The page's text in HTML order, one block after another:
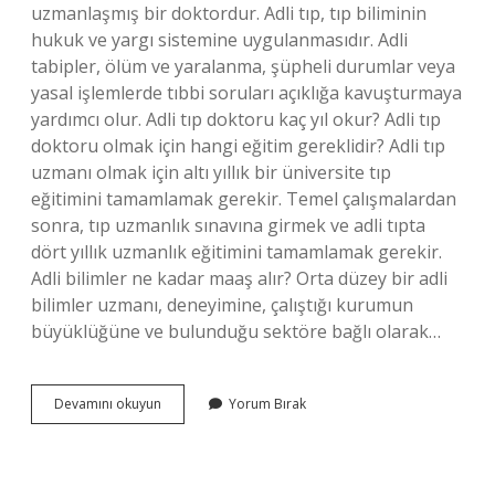
uzmanlaşmış bir doktordur. Adli tıp, tıp biliminin
hukuk ve yargı sistemine uygulanmasıdır. Adli
tabipler, ölüm ve yaralanma, şüpheli durumlar veya
yasal işlemlerde tıbbi soruları açıklığa kavuşturmaya
yardımcı olur. Adli tıp doktoru kaç yıl okur? Adli tıp
doktoru olmak için hangi eğitim gereklidir? Adli tıp
uzmanı olmak için altı yıllık bir üniversite tıp
eğitimini tamamlamak gerekir. Temel çalışmalardan
sonra, tıp uzmanlık sınavına girmek ve adli tıpta
dört yıllık uzmanlık eğitimini tamamlamak gerekir.
Adli bilimler ne kadar maaş alır? Orta düzey bir adli
bilimler uzmanı, deneyimine, çalıştığı kurumun
büyüklüğüne ve bulunduğu sektöre bağlı olarak…
Devamını okuyun
Tıp
Yorum Bırak